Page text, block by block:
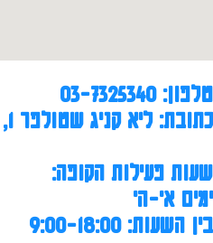
טלפון: 03-7325340
כתובת: ליא קניג שטולפר 1, גבעתיים
שעות פעילות הקופה:
ימים א'-ה'
בין השעות: 9:00-18:00